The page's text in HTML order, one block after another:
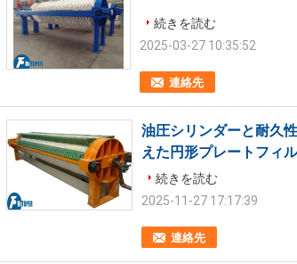
連絡先
続きを読む
2025-03-27 10:35:52
油圧シリンダーと耐久
えた円形プレートフィ
連絡先
続きを読む
2025-11-27 17:17:39